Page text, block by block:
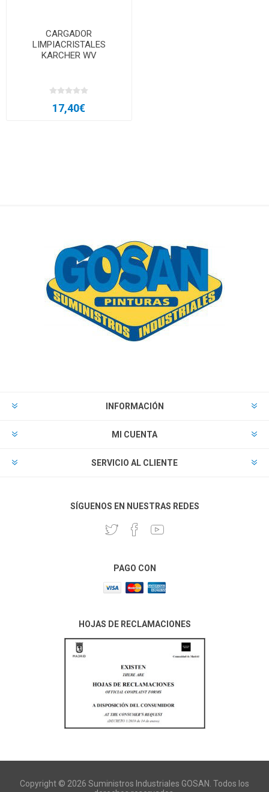
CARGADOR
LIMPIACRISTALES
KARCHER WV
17,40€
INFORMACIÓN
MI CUENTA
SERVICIO AL CLIENTE
SÍGUENOS EN NUESTRAS REDES
PAGO CON
HOJAS DE RECLAMACIONES
Copyright © 2026 Suministros Industriales GOSAN. Todos los